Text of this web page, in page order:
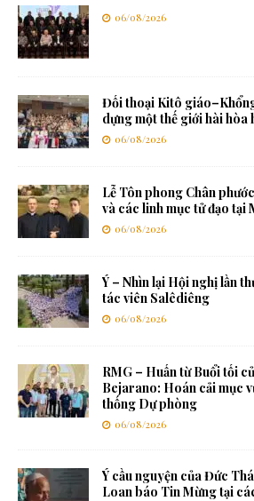
06/08/2026
Đối thoại Kitô
dựng một thế giới hài hòa
06/08/2026
Lễ Tôn phong Chân
và các linh mục tử đạo tại
06/08/2026
Ý – Nhìn lại Hội nghị lần
tác viên Salêdiêng
06/08/2026
RMG – Huấn từ Buổi tối
Bejarano: Hoán cải mục
thống Dự phòng
06/08/2026
Ý cầu nguyện của Đức
Loan báo Tin Mừng tại